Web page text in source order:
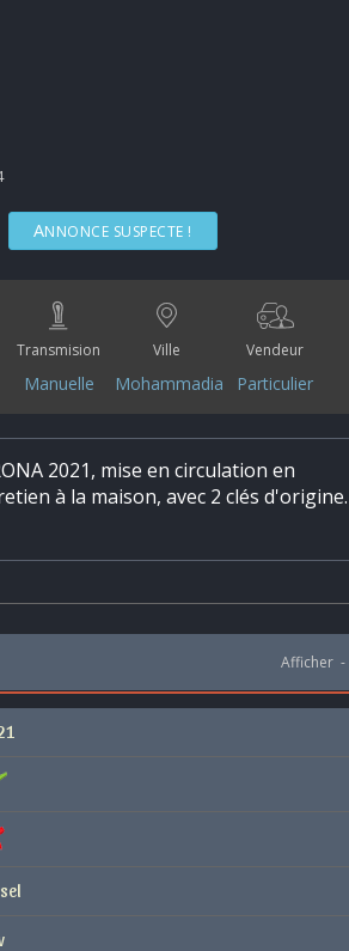
ANNONCE SUSPECTE !
Transmision
Manuelle
Ville
Mohammadia
Vendeur
Particulier
2021, mise en circulation en
à la maison, avec 2 clés d'origine.
Afficher -